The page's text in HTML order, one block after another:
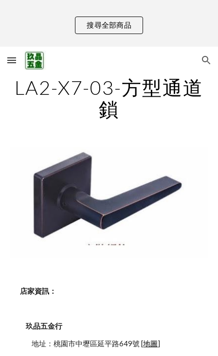
Skip to main content
搜尋全部商品
LA2-X7-03-方型通道
鎖
    店家資訊：
玖品五金行
            地址：桃園市中壢區延平路649號 [
地圖]